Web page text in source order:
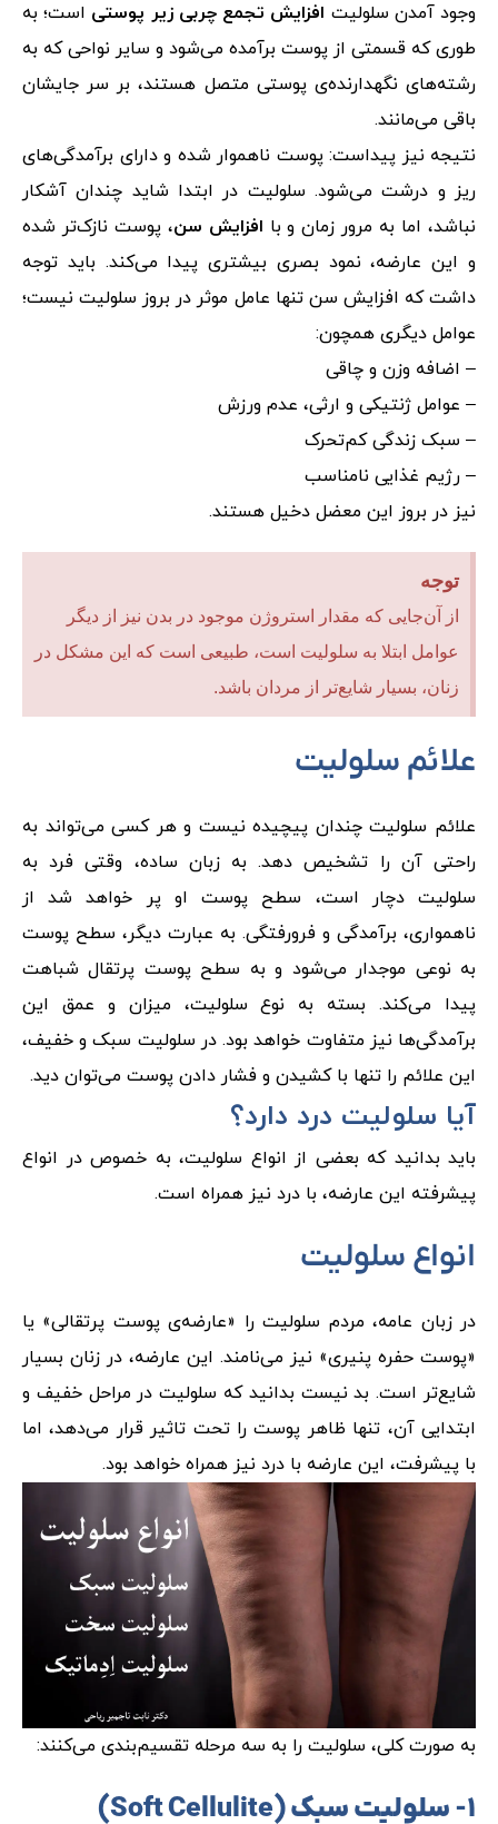
وجود آمدن سلولیت افزایش تجمع چربی زیر پوستی است؛ به
طوری که قسمتی از پوست برآمده می‌شود و سایر نواحی که به
رشته‌های نگهدارنده‌ی پوستی متصل هستند، بر سر جایشان
باقی می‌مانند.
نتیجه نیز پیداست: پوست ناهموار شده و دارای برآمدگی‌های
ریز و درشت می‌شود. سلولیت در ابتدا شاید چندان آشکار
نباشد، اما به مرور زمان و با افزایش سن، پوست نازک‌تر شده
و این عارضه، نمود بصری بیشتری پیدا می‌کند. باید توجه
داشت که افزایش سن تنها عامل موثر در بروز سلولیت نیست؛
عوامل دیگری همچون:
– اضافه وزن و چاقی
– عوامل ژنتیکی و ارثی، عدم ورزش
– سبک زندگی کم‌تحرک
– رژیم غذایی نامناسب
نیز در بروز این معضل دخیل هستند.
توجه
از آن‌جایی که مقدار استروژن موجود در بدن نیز از دیگر
عوامل ابتلا به سلولیت است، طبیعی است که این مشکل در
زنان، بسیار شایع‌تر از مردان باشد.
علائم سلولیت
علائم سلولیت چندان پیچیده نیست و هر کسی می‌تواند به
راحتی آن را تشخیص دهد. به زبان ساده، وقتی فرد به
سلولیت دچار است، سطح پوست او پر خواهد شد از
ناهمواری، برآمدگی و فرورفتگی. به عبارت دیگر، سطح پوست
به نوعی موجدار می‌شود و به سطح پوست پرتقال شباهت
پیدا می‌کند. بسته به نوع سلولیت، میزان و عمق این
برآمدگی‌ها نیز متفاوت خواهد بود. در سلولیت سبک و خفیف،
این علائم را تنها با کشیدن و فشار دادن پوست می‌توان دید.
آیا سلولیت درد دارد؟
باید بدانید که بعضی از انواع سلولیت، به خصوص در انواع
پیشرفته این عارضه، با درد نیز همراه است.
انواع سلولیت
در زبان عامه، مردم سلولیت را «عارضه‌ی پوست پرتقالی» یا
«پوست حفره پنیری» نیز می‌نامند. این عارضه، در زنان بسیار
شایع‌تر است. بد نیست بدانید که سلولیت در مراحل خفیف و
ابتدایی آن، تنها ظاهر پوست را تحت تاثیر قرار می‌دهد، اما
با پیشرفت، این عارضه با درد نیز همراه خواهد بود.
به صورت کلی، سلولیت را به سه مرحله تقسیم‌بندی می‌کنند:
۱- سلولیت سبک ( Soft Cellulite
)